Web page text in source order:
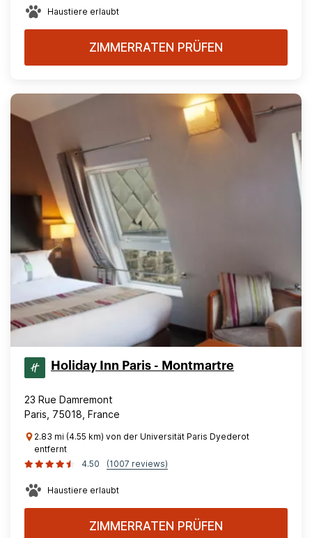
Haustiere erlaubt
ZIMMERRATEN PRÜFEN
Holiday Inn Paris - Montmartre
23 Rue Damremont
Paris, 75018, France
2.83 mi (4.55 km) von der Universität Paris Dyederot
entfernt
4.50
(1007 reviews)
Haustiere erlaubt
ZIMMERRATEN PRÜFEN